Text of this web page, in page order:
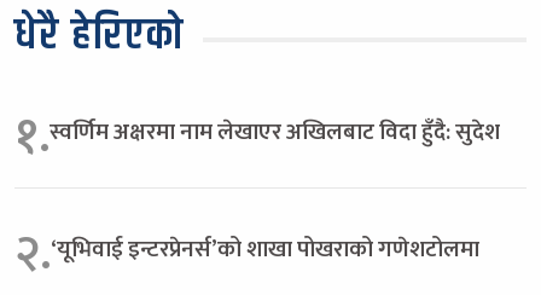
धेरै हेरिएको
१.स्वर्णिम अक्षरमा नाम लेखाएर अखिलबाट विदा हुँदै: सुदेश
२.‘यूभिवाई इन्टरप्रेनर्स’को शाखा पोखराको गणेशटोलमा